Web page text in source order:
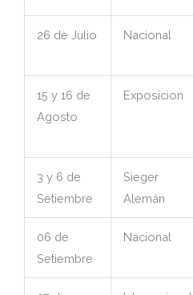
26 de Julio Nacional
15 y 16 de
Agosto
Exposicion
3 y 6 de
Setiembre
Sieger
Alemán
06 de
Setiembre
Nacional